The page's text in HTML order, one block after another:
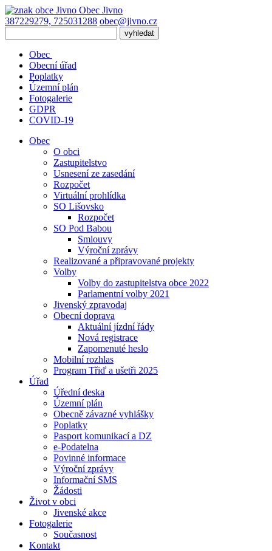
Obec Jivno
387229279, 725031288 obec@jivno.cz
Obec
Obecní úřad
Poplatky
Územní plán
Fotogalerie
GDPR
COVID-19
Obec
O obci
Zastupitelstvo
Usnesení ze zasedání
Rozpočet
Virtuální prohlídka
SO Lišovsko
Rozpočet
SO Pod Babou
Smlouvy
Výroční zprávy
Realizované a připravované projekty
Volby
Volby do zastupitelstva obce 2022
Parlamentní volby 2021
Jivenský zpravodaj
Obecní doprava
Aktuální jízdní řády
Nová registrace
Zapomenuté heslo
Mobilní rozhlas
Program Třiď a ušetři 2025
Úřad
Úřední deska
Územní plán
Obecně závazné vyhlášky
Poplatky
Pasport komunikací a DZ
e-Podatelna
Povinné informace
Výroční zprávy
Informační SMS
Žádosti
Život v obci
Jivenské akce
Fotogalerie
Současnost
Kontakt